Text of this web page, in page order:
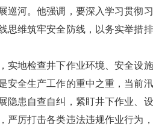
巡河。他强调，要深入学习贯彻
思维筑牢安全防线，以务实举措
实地检查井下作业环境、安全设
安全生产工作的重中之重，当前
患自查自纠，紧盯井下作业、设
严厉打击各类违法违规作业行为